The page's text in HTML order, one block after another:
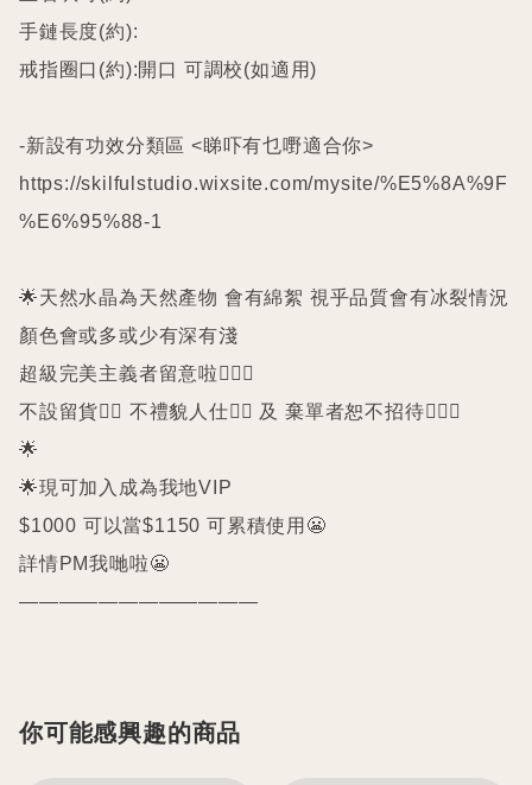
手鏈長度(約):
戒指圈口(約):開口 可調校(如適用)
-新設有功效分類區 <睇吓有乜嘢適合你>
https://skilfulstudio.wixsite.com/mysite/%E5%8A%9F
%E6%95%88-1
🌟天然水晶為天然產物 會有綿絮 視乎品質會有冰裂情況
顏色會或多或少有深有淺
超級完美主義者留意啦🙇🏻‍♀️
不設留貨🙅‍♀️ 不禮貌人仕🙅‍♀️ 及 棄單者恕不招待🙇🏻‍♀️
🌟
🌟現可加入成為我地VIP
$1000 可以當$1150 可累積使用😬
詳情PM我哋啦😬
你可能感興趣的商品